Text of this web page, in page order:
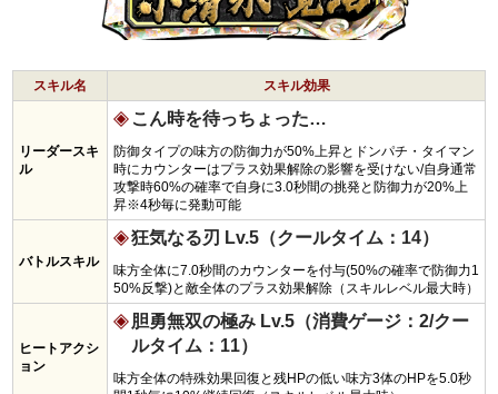
スキル名 スキル効果
リーダースキ
ル
こん時を待っちょった…
防御タイプの味方の防御力が50%上昇とドンパチ・タイマン
時にカウンターはプラス効果解除の影響を受けない/自身通常
攻撃時60%の確率で自身に3.0秒間の挑発と防御力が20%上
昇※4秒毎に発動可能
バトルスキル
狂気なる刃 Lv.5（クールタイム：14）
味方全体に7.0秒間のカウンターを付与(50%の確率で防御力1
50%反撃)と敵全体のプラス効果解除（スキルレベル最大時）
ヒートアクシ
ョン
胆勇無双の極み Lv.5（消費ゲージ：2/クー
ルタイム：11）
味方全体の特殊効果回復と残HPの低い味方3体のHPを5.0秒